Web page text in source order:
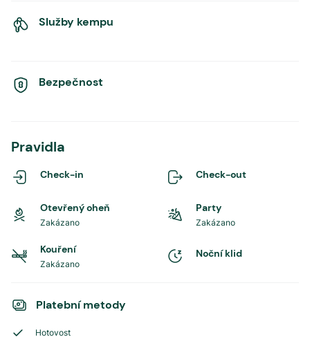
Služby kempu
Bezpečnost
Pravidla
Check-in Check-out
Otevřený oheň
Zakázano
Party
Zakázano
Kouření
Zakázano
Noční klid
Platební metody
Hotovost